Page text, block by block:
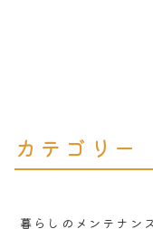
カテゴリー
暮らしのメンテナン